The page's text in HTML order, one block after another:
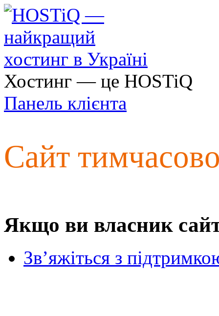
Хостинг — це HOSTiQ
Панель клієнта
Сайт
Якщо ви власник
Зв’яжіться з